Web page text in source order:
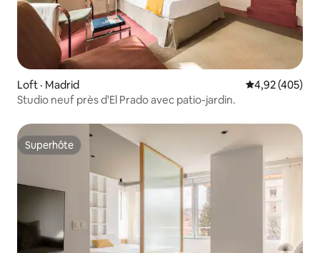
Loft · Madrid Note
4,92 (405)
Studio neuf près d'El Prado avec patio-jardin.
Superhôte
Superhôte